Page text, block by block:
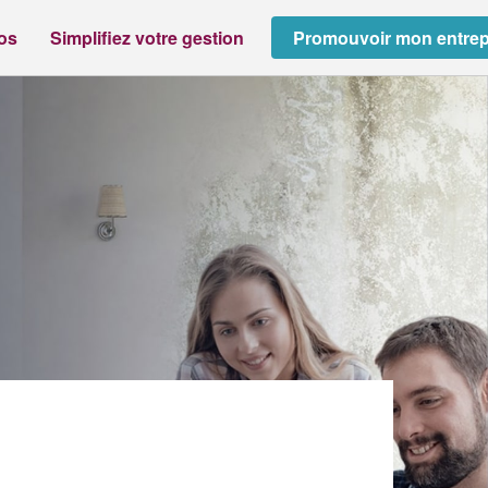
Simplifiez votre gestion Promouvoir mon